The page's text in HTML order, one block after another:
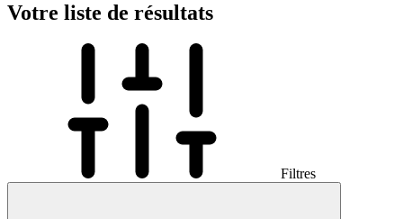
Votre liste de résultats
Filtres